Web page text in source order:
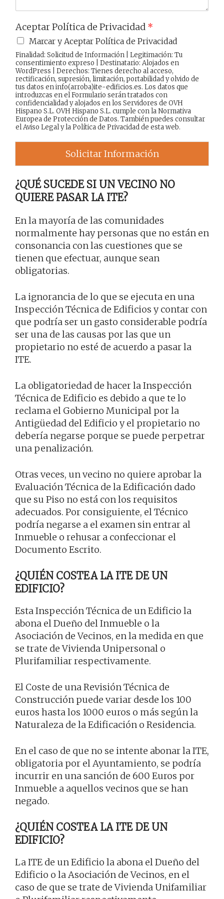
Aceptar Política de Privacidad *
Marcar y Aceptar Política de Privacidad
Finalidad: Solicitud de Información | Legitimación: Tu
consentimiento expreso | Destinatario: Alojados en
WordPress | Derechos: Tienes derecho al acceso,
rectificación, supresión, limitación, portabilidad y olvido de
tus datos en info(arroba)ite-edificios.es. Los datos que
introduzcas en el Formulario serán tratados con
confidencialidad y alojados en los Servidores de OVH
Hispano S.L. OVH Hispano S.L. cumple con la Normativa
Europea de Protección de Datos. También puedes consultar
elAviso Legaly laPolítica de Privacidadde esta web.
Solicitar Información
¿QUÉ SUCEDE SI UN VECINO NO
QUIERE PASAR LA ITE?
En la mayoría de las comunidades
normalmente hay personas que no están en
consonancia con las cuestiones que se
tienen que efectuar, aunque sean
obligatorias.
La ignorancia de lo que se ejecuta en una
Inspección Técnica de Edificios y contar con
que podría ser un gasto considerable podría
ser una de las causas por las que un
propietario no esté de acuerdo a pasar la
ITE.
La obligatoriedad de hacer la Inspección
Técnica de Edificio es debido a que te lo
reclama el Gobierno Municipal por la
Antigüedad del Edificio y el propietario no
debería negarse porque se puede perpetrar
una penalización.
Otras veces, un vecino no quiere aprobar la
Evaluación Técnica de la Edificación dado
que su Piso no está con los requisitos
adecuados. Por consiguiente, el Técnico
podría negarse a el examen sin entrar al
Inmueble o rehusar a confeccionar el
Documento Escrito.
¿QUIÉN COSTEA LA ITE DE UN
EDIFICIO?
Esta Inspección Técnica de un Edificio la
abona el Dueño del Inmueble o la
Asociación de Vecinos, en la medida en que
se trate de Vivienda Unipersonal o
Plurifamiliar respectivamente.
El Coste de una Revisión Técnica de
Construcción puede variar desde los 100
euros hasta los 1000 euros o más según la
Naturaleza de la Edificación o Residencia.
En el caso de que no se intente abonar la ITE,
obligatoria por el Ayuntamiento, se podría
incurrir en una sanción de 600 Euros por
Inmueble a aquellos vecinos que se han
negado.
¿QUIÉN COSTEA LA ITE DE UN
EDIFICIO?
La ITE de un Edificio la abona el Dueño del
Edificio o la Asociación de Vecinos, en el
caso de que se trate de Vivienda Unifamiliar